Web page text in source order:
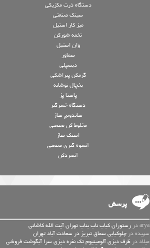
دستگاه ذرت مکزیکی
سینک صنعتی
میز کار استیل
تخمه شورکن
وان استیل
سماور
دیسپلی
گرمکن پیراشکی
یخچال نوشابه
پاستا پز
دستگاه خمیرگیر
ساندویچ ساز
مخلوط کن صنعتی
اسنک ساز
آبمیوه گیری صنعتی
آبسردکن
پرسش
arya در
رستوران کباب ناب بناب تهران آیت الله کاشانی
سپیده در چلوکبابی سماق تبریز در سعادت آباد تهران
میلاد در ظرف دیزی آلومینیوم تک نفره دیزی سرا آبگوشت فروشی